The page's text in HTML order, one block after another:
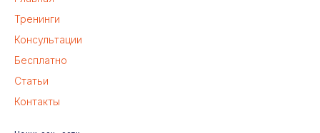
Тренинги
Консультации
Бесплатно
Статьи
Контакты